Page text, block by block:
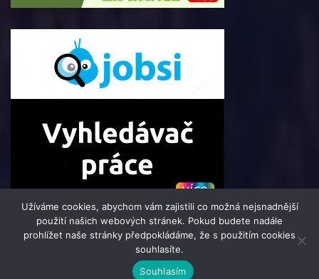
© 2016 - 2025 i-Mag.cz | člen skupiny 123jobs Media | Všechna
práva vyhrazena | Theme by
Užíváme cookies, abychom vám zajistili co možná nejsnadnější
použití našich webových stránek. Pokud budete nadále
prohlížet naše stránky předpokládáme, že s použitím cookies
souhlasíte.
Souhlasím